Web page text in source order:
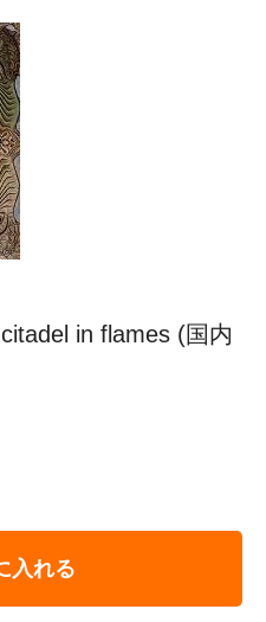
in flames (国内
入れる